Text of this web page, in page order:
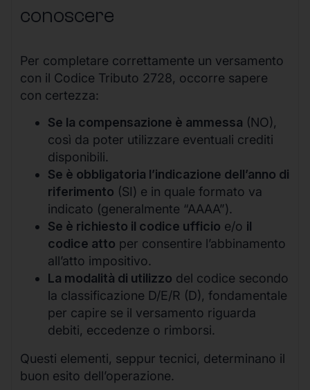
conoscere
Per completare correttamente un versamento
con il Codice Tributo 2728, occorre sapere
con certezza:
Se la compensazione è ammessa (NO),
così da poter utilizzare eventuali crediti
disponibili.
Se è obbligatoria l’indicazione dell’anno di
riferimento (SI) e in quale formato va
indicato (generalmente “AAAA”).
Se è richiesto il codice ufficio e/o il
codice atto per consentire l’abbinamento
all’atto impositivo.
La modalità di utilizzo del codice secondo
la classificazione D/E/R (D), fondamentale
per capire se il versamento riguarda
debiti, eccedenze o rimborsi.
Questi elementi, seppur tecnici, determinano il
buon esito dell’operazione.